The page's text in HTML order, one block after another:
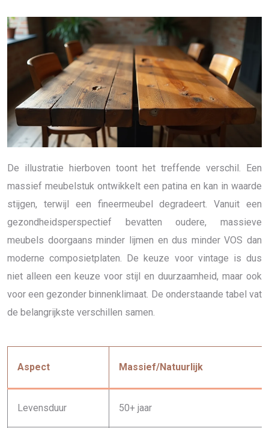
De illustratie hierboven toont het treffende verschil. Een
massief meubelstuk ontwikkelt een patina en kan in waarde
stijgen, terwijl een fineermeubel degradeert. Vanuit een
gezondheidsperspectief bevatten oudere, massieve
meubels doorgaans minder lijmen en dus minder VOS dan
moderne composietplaten. De keuze voor vintage is dus
niet alleen een keuze voor stijl en duurzaamheid, maar ook
voor een gezonder binnenklimaat. De onderstaande tabel vat
de belangrijkste verschillen samen.
Aspect Massief/Natuurlijk
Levensduur 50+ jaar